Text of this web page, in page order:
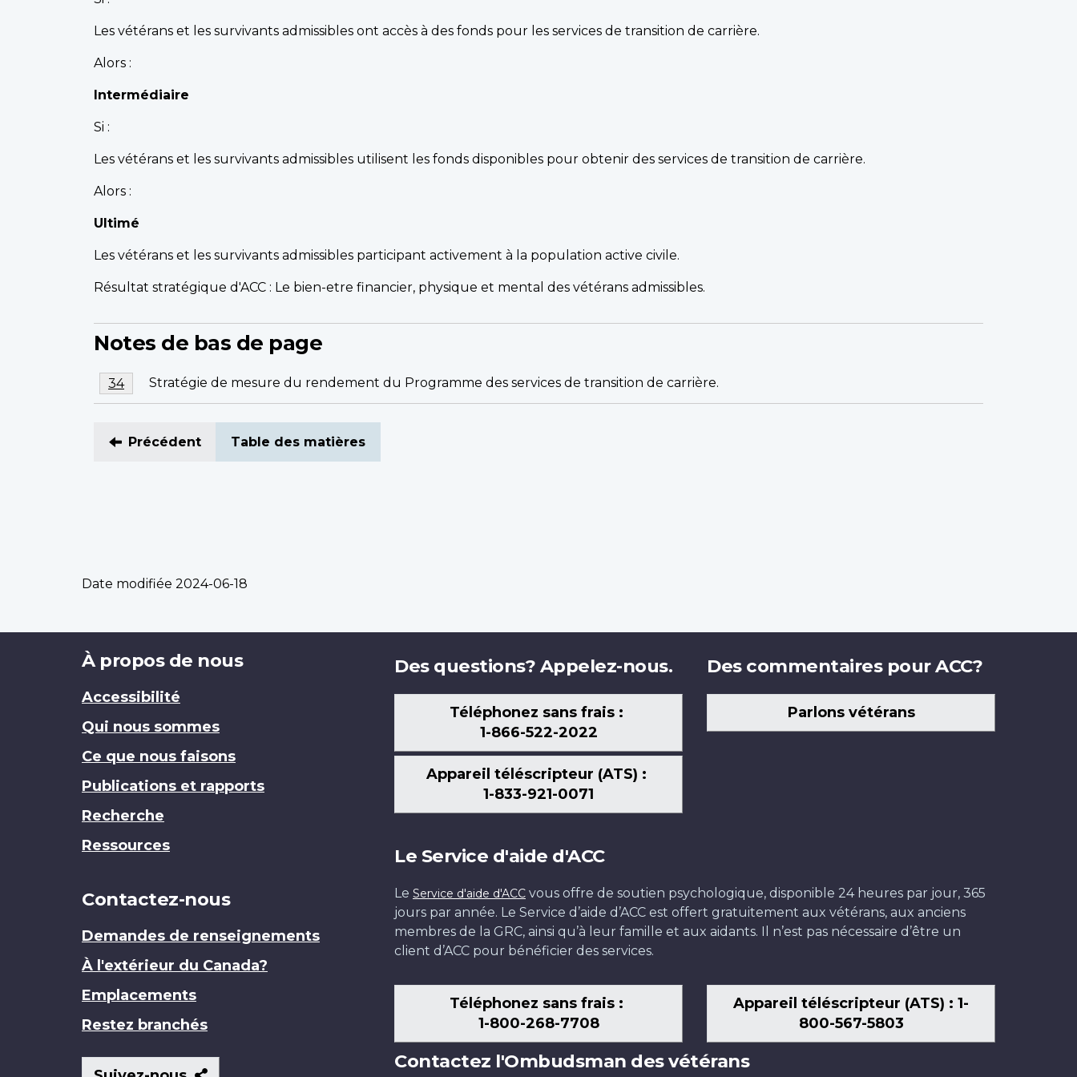
Les vétérans et les survivants admissibles ont accès à des fonds pour les services de transition de carrière.
Alors :
Intermédiaire
Si :
Les vétérans et les survivants admissibles utilisent les fonds disponibles pour obtenir des services de transition de carrière.
Alors :
Ultimé
Les vétérans et les survivants admissibles participant activement à la population active civile.
Résultat stratégique d'ACC : Le bien-etre financier, physique et mental des vétérans admissibles.
Notes de bas de page
Note
de
page
Stratégie de mesure du rendement du Programme des services de transition de carrière.
Retour à la référence de la note de bas de page
34
Précédent Table des matières
Date modifiée 2024-06-18
Brand
À propos de nous
Accessibilité
Qui nous sommes
Ce que nous faisons
Publications et rapports
Recherche
Ressources
Contactez-nous
Demandes de renseignements
À l'extérieur du Canada?
Emplacements
Restez branchés
Des questions? Appelez-nous.
Téléphonez sans frais :
1-866-522-2022
Appareil téléscripteur (ATS) :
1-833-921-0071
Des commentaires pour ACC?
Parlons vétérans
Le Service d'aide d'ACC
Le Service d'aide d'ACC vous offre de soutien psychologique, disponible 24 heures par jour, 365
jours par année. Le Service d’aide d’ACC est offert gratuitement aux vétérans, aux anciens
membres de la GRC, ainsi qu’à leur famille et aux aidants. Il n’est pas nécessaire d’être un
client d’ACC pour bénéficier des services.
Téléphonez sans frais :
1-800-268-7708
Appareil téléscripteur (ATS) : 1-
800-567-5803
Contactez l'Ombudsman des vétérans